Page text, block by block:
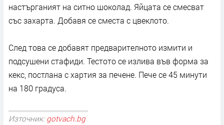
настърганият на ситно шоколад. Яйцата се смесват
със захарта. Добавя се сместа с цвеклото.
След това се добавят предварителното измити и
подсушени стафиди. Тестото се излива във форма за
кекс, постлана с хартия за печене. Пече се 45 минути
на 180 градуса.
Източник: gotvach.bg